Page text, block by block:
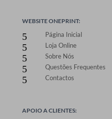
WEBSITE ONEPRINT:
5 Página Inicial
5 Loja Online
5 Sobre Nós
5 Questões Frequentes
5 Contactos
APOIO A CLIENTES: